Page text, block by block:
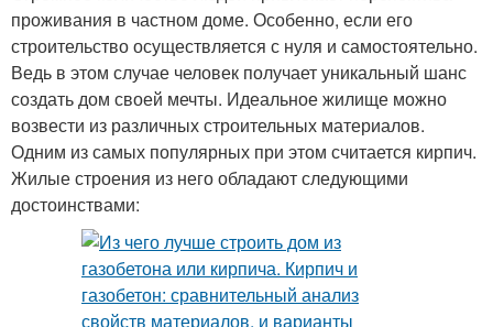
проживания в частном доме. Особенно, если его
строительство осуществляется с нуля и самостоятельно.
Ведь в этом случае человек получает уникальный шанс
создать дом своей мечты. Идеальное жилище можно
возвести из различных строительных материалов.
Одним из самых популярных при этом считается кирпич.
Жилые строения из него обладают следующими
достоинствами: